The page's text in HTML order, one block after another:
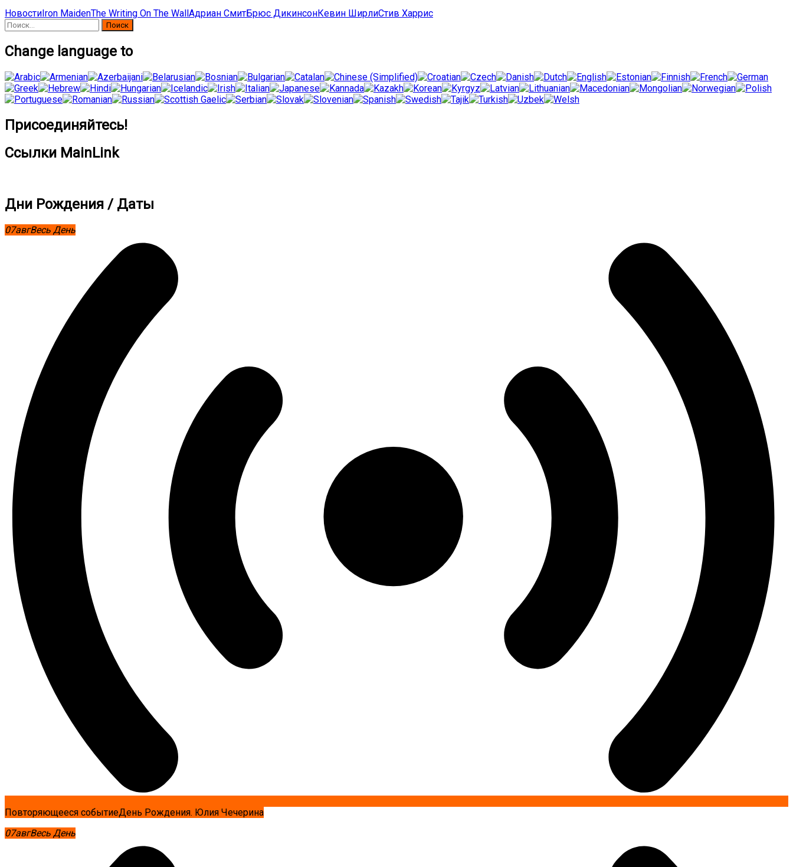
НовостиIron MaidenThe Writing On The WallАдриан СмитБрюс ДикинсонКевин ШирлиСтив Харрис
Найти:
Change language to
Присоединяйтесь!
Ссылки MainLink
Дни Рождения / Даты
07авгВесь День
Повторяющееся событиеДень Рождения. Юлия Чечерина
07авгВесь День